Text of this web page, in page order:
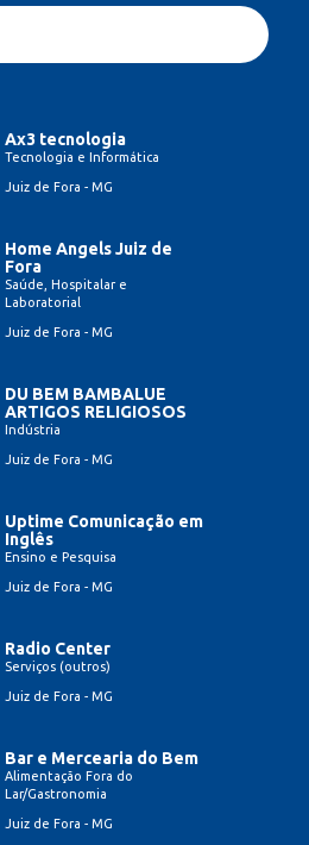
Ax3 tecnologia
Tecnologia e Informática
Juiz de Fora - MG
Home Angels Juiz de
Fora
Saúde, Hospitalar e
Laboratorial
Juiz de Fora - MG
DU BEM BAMBALUE
ARTIGOS RELIGIOSOS
Indústria
Juiz de Fora - MG
Uptime Comunicação em
Inglês
Ensino e Pesquisa
Juiz de Fora - MG
Radio Center
Serviços (outros)
Juiz de Fora - MG
Bar e Mercearia do Bem
Alimentação Fora do
Lar/Gastronomia
Juiz de Fora - MG